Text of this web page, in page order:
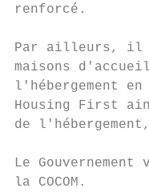
renforcé.
Par ailleurs, il
maisons
l'hébergement
Housing First
de
Le
la COCOM.